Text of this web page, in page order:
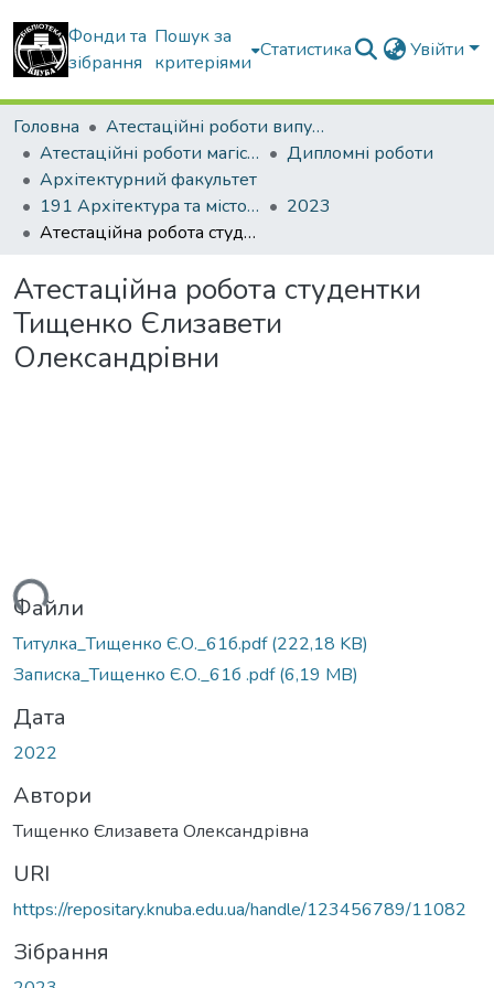
Фонди та
зібрання
Пошук за
критеріями
Статистика Увійти
Головна
Атестаційні роботи випускників
Атестаційні роботи магістрів
Дипломні роботи
Архітектурний факультет
191 Архітектура та містобудування. Містобудування. Архітектурно-містобудівне проектування
2023
Атестаційна робота студентки Тищенко Єлизавети Олександрівни
Атестаційна робота студентки
Тищенко Єлизавети
Олександрівни
Файли
Титулка_Тищенко Є.О._61б.pdf(222,18 KB)
Записка_Тищенко Є.О._61б .pdf(6,19 MB)
Дата
2022
Автори
Тищенко Єлизавета Олександрівна
URI
https://repositary.knuba.edu.ua/handle/123456789/11082
Зібрання